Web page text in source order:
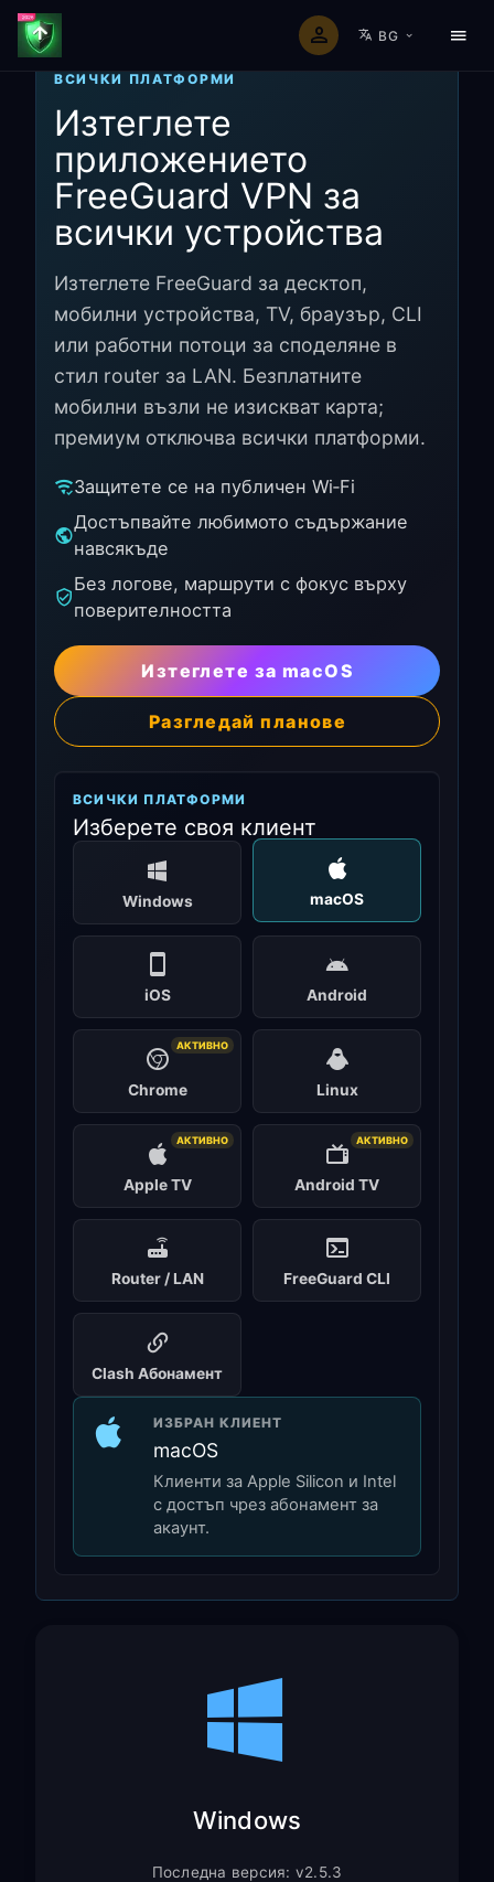
BG
ВСИЧКИ ПЛАТФОРМИ
Изтеглете
приложението
FreeGuard VPN за
всички устройства
Изтеглете FreeGuard за десктоп,
мобилни устройства, TV, браузър, CLI
или работни потоци за споделяне в
стил router за LAN. Безплатните
мобилни възли не изискват карта;
премиум отключва всички платформи.
Защитете се на публичен Wi‑Fi
Достъпвайте любимото съдържание
навсякъде
Без логове, маршрути с фокус върху
поверителността
Изтеглете за macOS
Разгледай планове
ВСИЧКИ ПЛАТФОРМИ
Изберете своя клиент
Windows macOS
iOS Android
Chrome
АКТИВНО
Linux
Apple TV
АКТИВНО
Android TV
АКТИВНО
Router / LAN FreeGuard CLI
Clash Абонамент
ИЗБРАН КЛИЕНТ
macOS
Клиенти за Apple Silicon и Intel
с достъп чрез абонамент за
акаунт.
Windows
Последна версия: v2.5.3